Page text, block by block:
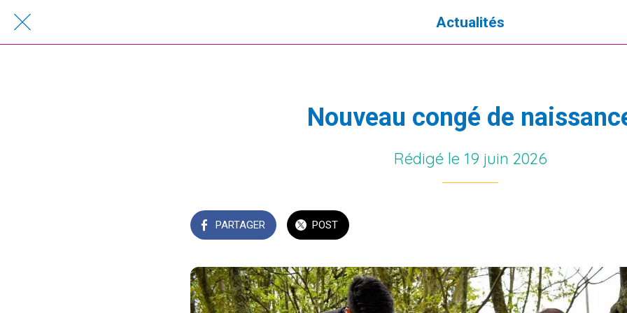
Actualités
Nouveau congé de
Rédigé le 19 juin 2026
PARTAGER POST